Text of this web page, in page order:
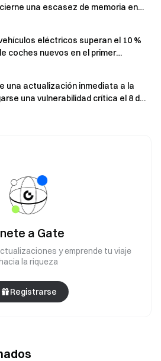
una escasez de memoria en
eléctricos superan el 10 %
coches nuevos en el primer
una actualización inmediata a la
una vulnerabilidad crítica el 8 de
a Gate
y emprende tu viaje
la riqueza
Registrarse